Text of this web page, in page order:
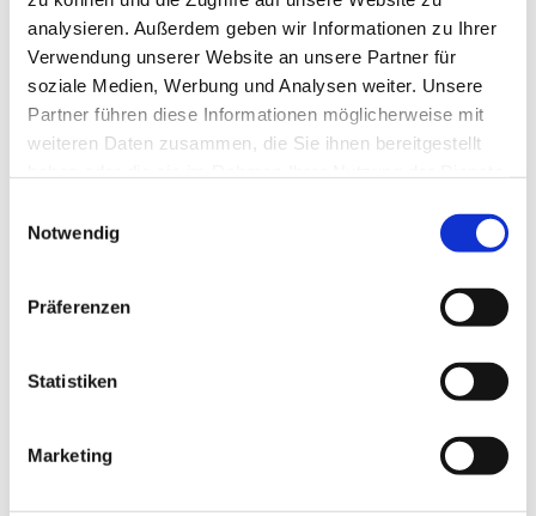
analysieren. Außerdem geben wir Informationen zu Ihrer
Verwendung unserer Website an unsere Partner für
soziale Medien, Werbung und Analysen weiter. Unsere
Partner führen diese Informationen möglicherweise mit
weiteren Daten zusammen, die Sie ihnen bereitgestellt
Notwendig
Präferenzen
Statistiken
Marketing